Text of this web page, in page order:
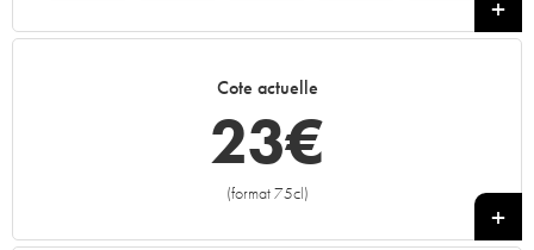
2000
1993
Cote actuelle
23€
(format 75cl)
+